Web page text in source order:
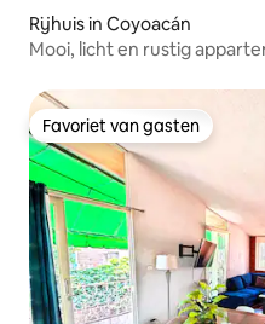
Rijhuis in Coyoacán
Mooi, licht en rustig
Favoriet van gasten
Favoriet van gasten